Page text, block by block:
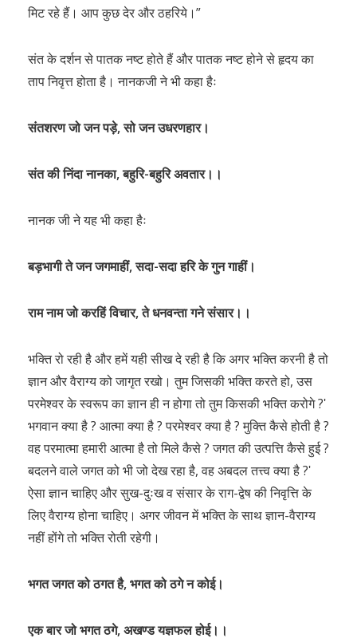
मिट रहे हैं। आप कुछ देर और ठहरिये।”
संत के दर्शन से पातक नष्ट होते हैं और पातक नष्ट होने से हृदय का
ताप निवृत्त होता है। नानकजी ने भी कहा हैः
संतशरण जो जन पड़े, सो जन उधरणहार।
संत की निंदा नानका, बहुरि-बहुरि अवतार।।
नानक जी ने यह भी कहा हैः
बड़भागी ते जन जगमाहीं, सदा-सदा हरि के गुन गाहीं।
राम नाम जो करहिं विचार, ते धनवन्ता गने संसार।।
भक्ति रो रही है और हमें यही सीख दे रही है कि अगर भक्ति करनी है तो
ज्ञान और वैराग्य को जागृत रखो। तुम जिसकी भक्ति करते हो, उस
परमेश्वर के स्वरूप का ज्ञान ही न होगा तो तुम किसकी भक्ति करोगे ?ʹ
भगवान क्या है ? आत्मा क्या है ? परमेश्वर क्या है ? मुक्ति कैसे होती है ?
वह परमात्मा हमारी आत्मा है तो मिले कैसे ? जगत की उत्पत्ति कैसे हुई ?
बदलने वाले जगत को भी जो देख रहा है, वह अबदल तत्त्व क्या है ?ʹ
ऐसा ज्ञान चाहिए और सुख-दुःख व संसार के राग-द्वेष की निवृत्ति के
लिए वैराग्य होना चाहिए। अगर जीवन में भक्ति के साथ ज्ञान-वैराग्य
नहीं होंगे तो भक्ति रोती रहेगी।
भगत जगत को ठगत है, भगत को ठगे न कोई।
एक बार जो भगत ठगे, अखण्ड यज्ञफल होई।।